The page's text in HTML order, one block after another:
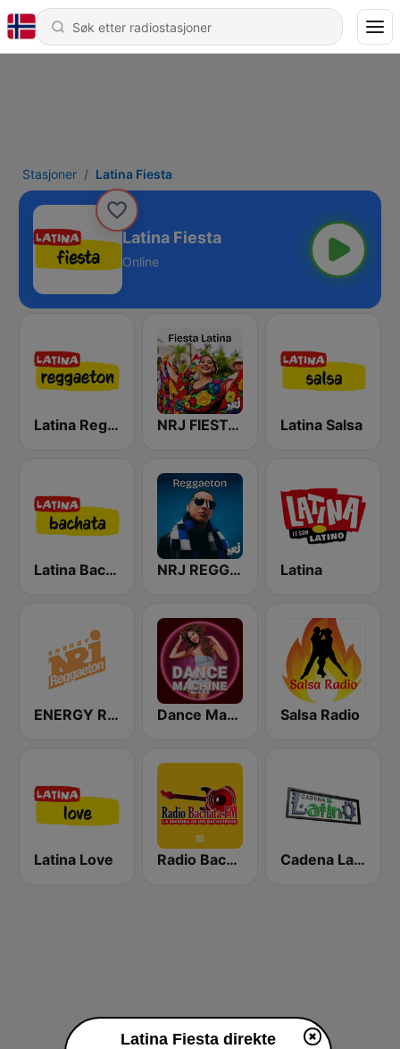
Stasjoner Latina Fiesta
Latina Fiesta
Online
Latina Reggaeton NRJ FIESTA LATINA Latina Salsa
Latina Bachata NRJ REGGAETON Latina
ENERGY Reggaeton Dance Machine Salsa Radio
Latina Love Radio Bachata Cadena Latino
Latina Fiesta direkte